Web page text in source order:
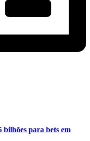
para bets em